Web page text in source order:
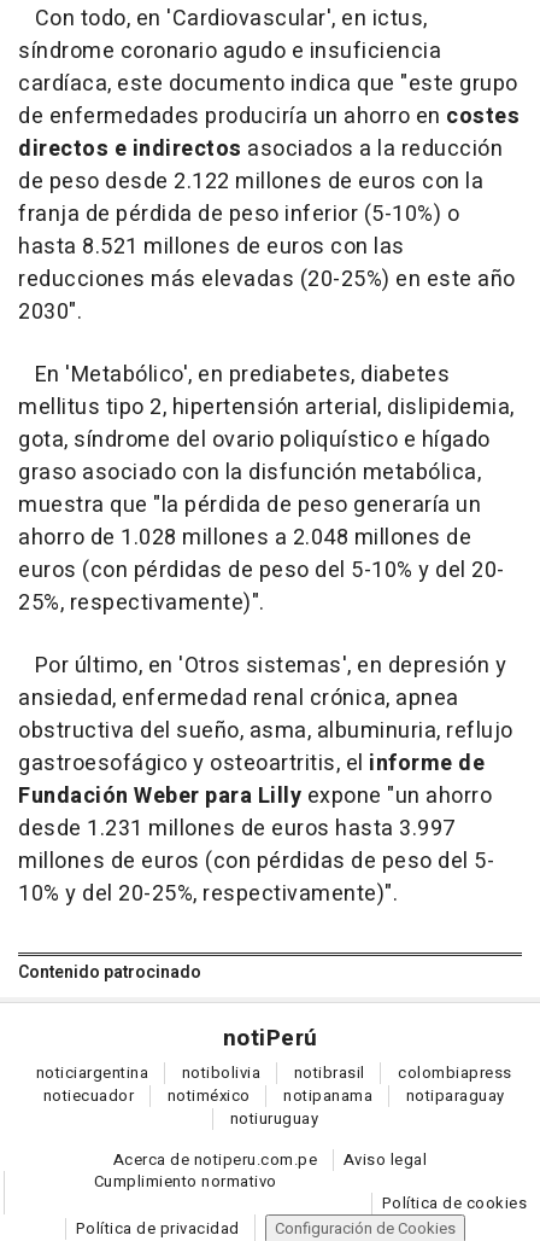
Con todo, en 'Cardiovascular', en ictus,
síndrome coronario agudo e insuficiencia
cardíaca, este documento indica que "este grupo
de enfermedades produciría un ahorro en costes
directos e indirectos asociados a la reducción
de peso desde 2.122 millones de euros con la
franja de pérdida de peso inferior (5-10%) o
hasta 8.521 millones de euros con las
reducciones más elevadas (20-25%) en este año
2030".
En 'Metabólico', en prediabetes, diabetes
mellitus tipo 2, hipertensión arterial, dislipidemia,
gota, síndrome del ovario poliquístico e hígado
graso asociado con la disfunción metabólica,
muestra que "la pérdida de peso generaría un
ahorro de 1.028 millones a 2.048 millones de
euros (con pérdidas de peso del 5-10% y del 20-
25%, respectivamente)".
Por último, en 'Otros sistemas', en depresión y
ansiedad, enfermedad renal crónica, apnea
obstructiva del sueño, asma, albuminuria, reflujo
gastroesofágico y osteoartritis, el informe de
Fundación Weber para Lilly expone "un ahorro
desde 1.231 millones de euros hasta 3.997
millones de euros (con pérdidas de peso del 5-
10% y del 20-25%, respectivamente)".
Contenido patrocinado
notiPerú
noticiargentina notibolivia notibrasil colombiapress
notiecuador notiméxico notipanama notiparaguay
notiuruguay
Acerca de notiperu.com.pe
Aviso legal
Cumplimiento normativo
Política de cookies
Política de privacidad
Configuración de Cookies